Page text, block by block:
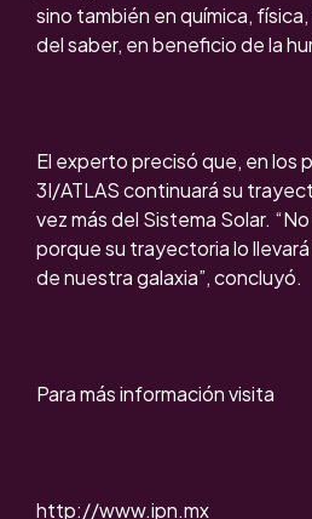
sino también en química,
del saber, en beneficio de la
El experto precisó que, en los
3I/ATLAS continuará su
vez más del Sistema Solar.
porque su trayectoria lo
de nuestra galaxia”, concluyó.
Para más información visita
http://www.ipn.mx